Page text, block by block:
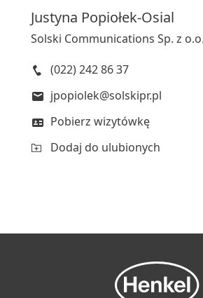
Justyna Popiołek-Osial
Solski Communications Sp. z o.o.
(022) 242 86 37
jpopiolek@solskipr.pl
Pobierz wizytówkę
Dodaj do ulubionych